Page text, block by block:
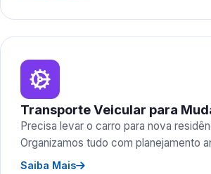
Transporte Veicular para
Precisa levar o carro para nova
Organizamos tudo com planejamento
Saiba Mais